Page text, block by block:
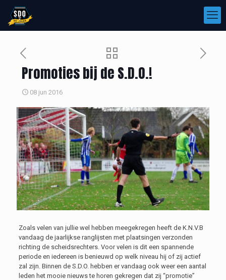
Promoties bij de S.D.O.!
08 jun 2016
Zoals velen van jullie wel hebben meegekregen heeft de K.N.V.B
vandaag de jaarlijkse ranglijsten met plaatsingen verzonden
richting de scheidsrechters. Voor velen is dit een spannende
periode en iedereen is benieuwd op welk niveau hij of zij actief
zal zijn. Binnen de S.D.O. hebben er vandaag ook weer een aantal
leden het mooie nieuws te horen gekregen dat zij “promotie”